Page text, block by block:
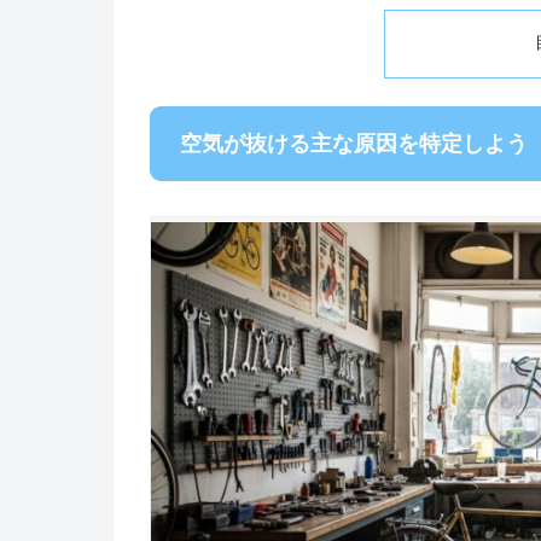
空気が抜ける主な原因を特定しよう